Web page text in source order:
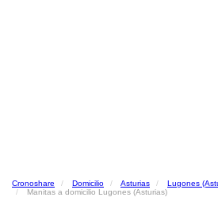
Cronoshare Domicilio Asturias Lugones
Manitas a domicilio Lugones (Asturias)